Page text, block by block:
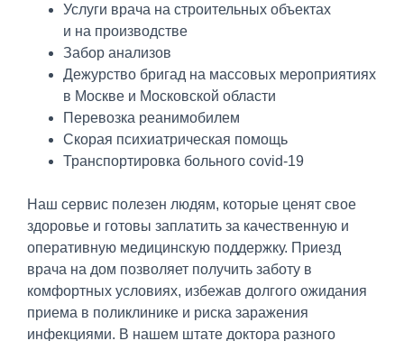
Услуги врача на строительных объектах
и на производстве
Забор анализов
Дежурство бригад на массовых мероприятиях
в Москве и Московской области
Перевозка реанимобилем
Скорая психиатрическая помощь
Транспортировка больного covid-19
Наш сервис полезен людям, которые ценят свое
здоровье и готовы заплатить за качественную и
оперативную медицинскую поддержку. Приезд
врача на дом позволяет получить заботу в
комфортных условиях, избежав долгого ожидания
приема в поликлинике и риска заражения
инфекциями. В нашем штате доктора разного